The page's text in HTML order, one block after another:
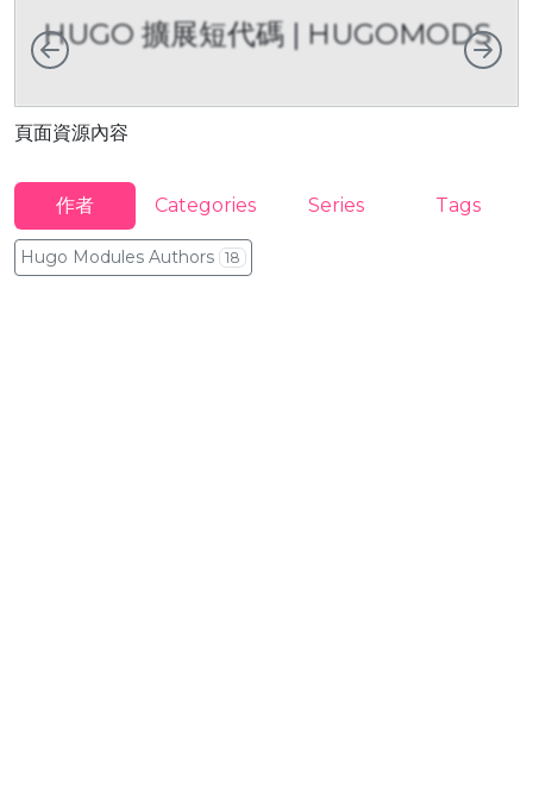
HUGO 擴展短代碼 | HUGOMODS
頁面資源內容
向左 向
作者 Categories Series Tags
Hugo Modules Authors 18